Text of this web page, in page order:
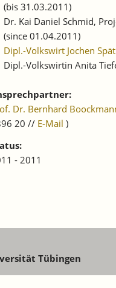
(bis 31.03.2011)
Dr. Kai Daniel Schmid,
(since 01.04.2011)
Dipl.-Volkswirt Jochen
Dipl.-Volkswirtin Anita
Dr. Bernhard
20 // E-Mail )
- 2011
Tübingen